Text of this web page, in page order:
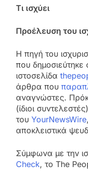
Τι ισχύει
Προέλευση του
H πηγή του
που
ιστοσελίδα
άρθρα που
αναγνώστες.
(ίδιοι
του YourNewsWire
αποκλειστικά
Σύμφωνα με την
Check, το The